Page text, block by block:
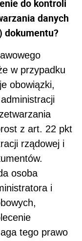
do kontroli
danych
dokumentu?
w przypadku
obowiązki,
z art. 22 pkt
rządowej i
osoba
i
tego prawo